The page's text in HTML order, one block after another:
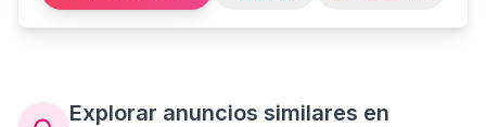
ESPACIO PARA MUEBLES Y TIENE UN ESPCIOSO
MUEBLE DE COCINA
Explorar anuncios similares en